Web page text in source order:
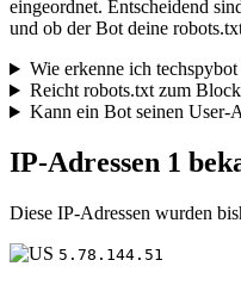
eingeordnet. Entscheidend
und ob der Bot deine
Wie erkenne ich
Reicht robots.txt zum
Kann ein Bot seinen User-
IP-Adressen 1
Diese IP-Adressen wurden
5.78.144.51